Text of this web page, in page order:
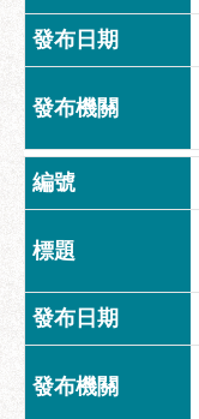
路
挖
掘
資
訊
聯
合
發
包
心
勵